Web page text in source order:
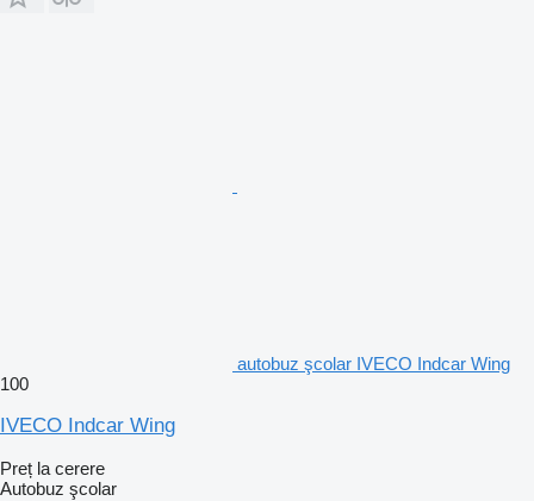
autobuz şcolar IVECO Indcar Wing
100
IVECO Indcar Wing
Preț la cerere
Autobuz şcolar